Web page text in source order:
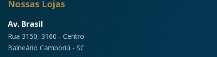
Nossas Lojas
Av. Brasil
Rua 3150, 3160 - Centro
Balneário Camboriú - SC